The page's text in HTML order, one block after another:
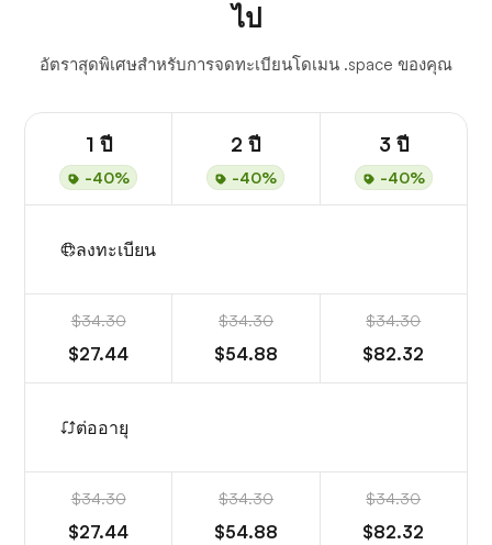
ไป
อัตราสุดพิเศษสำหรับการจดทะเบียนโดเมน .space ของคุณ
1 ปี
-40%
2 ปี
-40%
3 ปี
-40%
ลงทะเบียน
$34.30
$27.44
$34.30
$54.88
$34.30
$82.32
ต่ออายุ
$34.30
$27.44
$34.30
$54.88
$34.30
$82.32